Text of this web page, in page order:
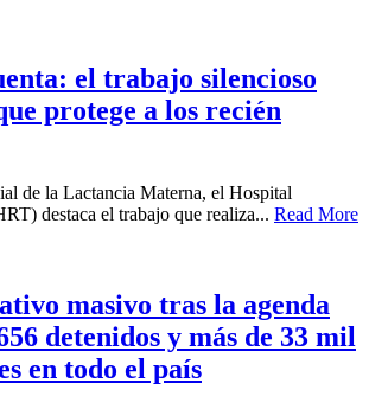
el trabajo silencioso
protege a los recién
de la Lactancia Materna, el Hospital
destaca el trabajo que realiza... Read More
masivo tras la agenda
detenidos y más de 33 mil
en todo el país